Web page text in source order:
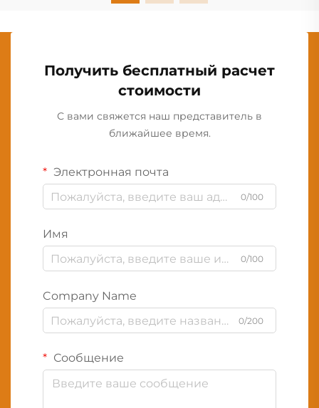
Получить бесплатный расчет
стоимости
С вами свяжется наш представитель в
ближайшее время.
Электронная почта
0/100
Имя
0/100
Company Name
0/200
Сообщение